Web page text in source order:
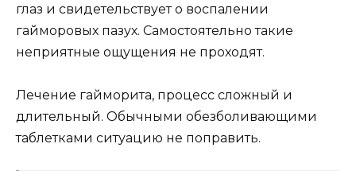
глаз и свидетельствует о воспалении
гайморовых пазух. Самостоятельно такие
неприятные ощущения не проходят.
Лечение гайморита, процесс сложный и
длительный. Обычными обезболивающими
таблетками ситуацию не поправить.